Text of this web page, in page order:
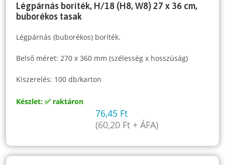
Légpárnás boríték, H/18 (H8, W8) 27 x 36 cm,
buborékos tasak
Légpárnás (buborékos) boríték.
Belső méret: 270 x 360 mm (szélesség x hosszúság)
Kiszerelés: 100 db/karton
Készlet: ✅ raktáron
76,45 Ft
(60,20 Ft+ ÁFA)